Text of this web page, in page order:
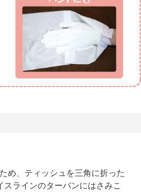
め、ティッシュを三角に折った
スラインのターバンにはさみこ